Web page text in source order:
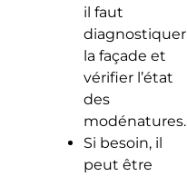
il faut
diagnostiquer
la façade et
vérifier l’état
des
modénatures.
Si besoin, il
peut être